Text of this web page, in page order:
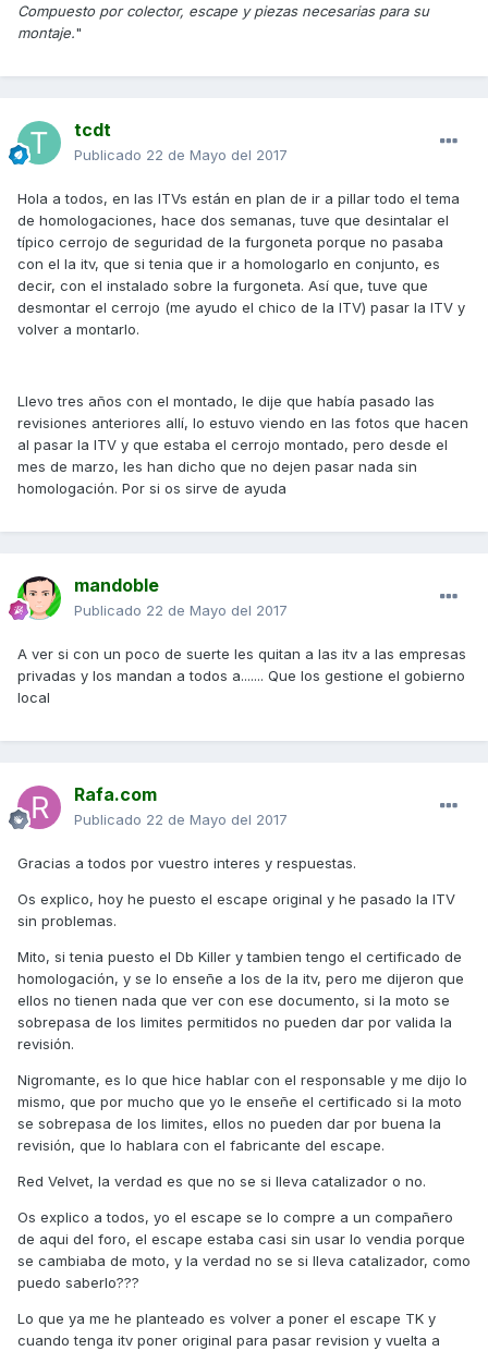
Compuesto por colector, escape y piezas necesarias para su
montaje."
tcdt
Publicado 22 de Mayo del 2017
Hola a todos, en las ITVs están en plan de ir a pillar todo el tema
de homologaciones, hace dos semanas, tuve que desintalar el
típico cerrojo de seguridad de la furgoneta porque no pasaba
con el la itv, que si tenia que ir a homologarlo en conjunto, es
decir, con el instalado sobre la furgoneta. Así que, tuve que
desmontar el cerrojo (me ayudo el chico de la ITV) pasar la ITV y
volver a montarlo.
Llevo tres años con el montado, le dije que había pasado las
revisiones anteriores allí, lo estuvo viendo en las fotos que hacen
al pasar la ITV y que estaba el cerrojo montado, pero desde el
mes de marzo, les han dicho que no dejen pasar nada sin
homologación. Por si os sirve de ayuda
mandoble
Publicado 22 de Mayo del 2017
A ver si con un poco de suerte les quitan a las itv a las empresas
privadas y los mandan a todos a....... Que los gestione el gobierno
local
Rafa.com
Publicado 22 de Mayo del 2017
Gracias a todos por vuestro interes y respuestas.
Os explico, hoy he puesto el escape original y he pasado la ITV
sin problemas.
Mito, si tenia puesto el Db Killer y tambien tengo el certificado de
homologación, y se lo enseñe a los de la itv, pero me dijeron que
ellos no tienen nada que ver con ese documento, si la moto se
sobrepasa de los limites permitidos no pueden dar por valida la
revisión.
Nigromante, es lo que hice hablar con el responsable y me dijo lo
mismo, que por mucho que yo le enseñe el certificado si la moto
se sobrepasa de los limites, ellos no pueden dar por buena la
revisión, que lo hablara con el fabricante del escape.
Red Velvet, la verdad es que no se si lleva catalizador o no.
Os explico a todos, yo el escape se lo compre a un compañero
de aqui del foro, el escape estaba casi sin usar lo vendia porque
se cambiaba de moto, y la verdad no se si lleva catalizador, como
puedo saberlo???
Lo que ya me he planteado es volver a poner el escape TK y
cuando tenga itv poner original para pasar revision y vuelta a